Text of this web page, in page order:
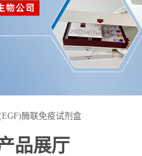
酶联免疫试剂盒
品展厅